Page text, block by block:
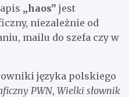
„haos” jest
niezależnie od
mailu do szefa czy w
języka polskiego
PWN, Wielki słownik